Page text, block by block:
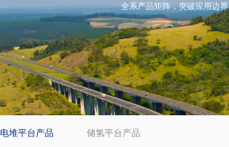
全系产品矩阵，突破应用边界
电堆平台产品 储氢平台产品